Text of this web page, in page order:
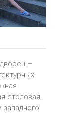
–
столовая,